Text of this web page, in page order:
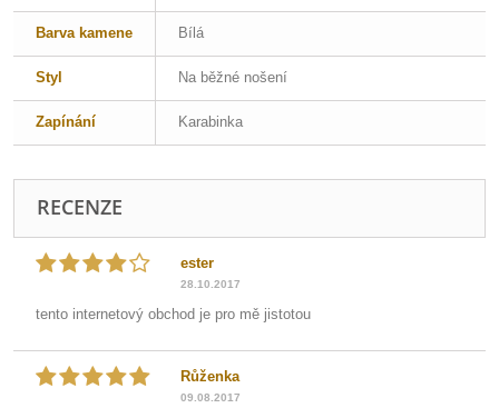
Barva kamene Bílá
Styl Na běžné nošení
Zapínání Karabinka
RECENZE
ester
28.10.2017
tento internetový obchod je pro mě jistotou
Růženka
09.08.2017